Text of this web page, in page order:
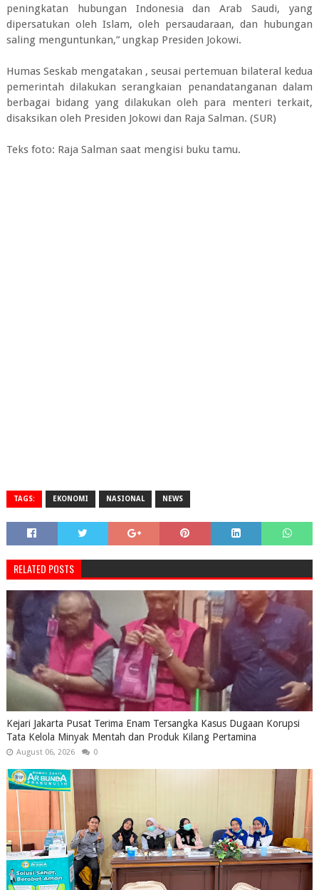
peningkatan hubungan Indonesia dan Arab Saudi, yang
dipersatukan oleh Islam, oleh persaudaraan, dan hubungan
saling menguntunkan,” ungkap Presiden Jokowi.
Humas Seskab mengatakan , seusai pertemuan bilateral kedua
pemerintah dilakukan serangkaian penandatanganan dalam
berbagai bidang yang dilakukan oleh para menteri terkait,
disaksikan oleh Presiden Jokowi dan Raja Salman. (SUR)
Teks foto: Raja Salman saat mengisi buku tamu.
TAGS: EKONOMI NASIONAL NEWS
RELATED POSTS
Kejari Jakarta Pusat Terima Enam Tersangka Kasus Dugaan Korupsi
Tata Kelola Minyak Mentah dan Produk Kilang Pertamina
August 06, 2026 0